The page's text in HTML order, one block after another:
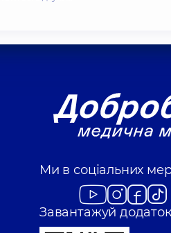
Ми в соціальних
Завантажуй